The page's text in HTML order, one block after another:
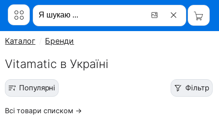
Каталог Бренди
Vitamatic в Україні
Популярні Фільтр
Всі товари списком →